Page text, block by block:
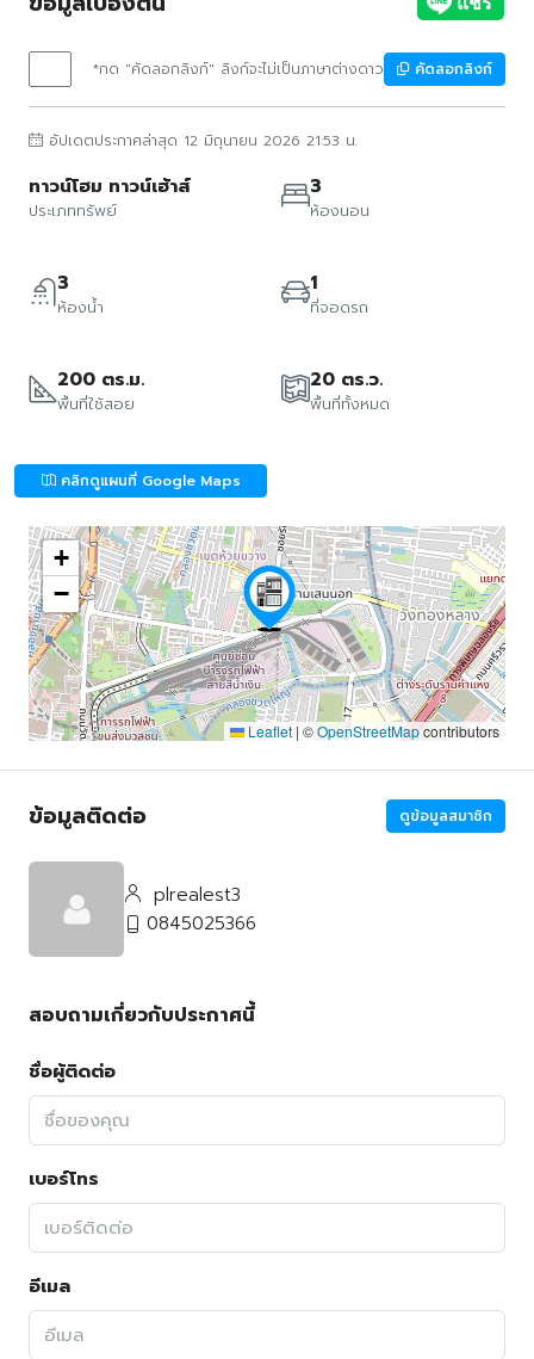
*กด "คัดลอกลิงก์" ลิงก์จะไม่เป็นภาษาต่างดาว คัดลอกลิงก์
อัปเดตประกาศล่าสุด 12 มิถุนายน 2026 21:53 น.
ทาวน์โฮม ทาวน์เฮ้าส์
ประเภททรัพย์
3
ห้องนอน
3
ห้องน้ำ
1
ที่จอดรถ
200 ตร.ม.
พื้นที่ใช้สอย
20 ตร.ว.
พื้นที่ทั้งหมด
คลิกดูแผนที่ Google Maps
+
−
Leaflet | ©OpenStreetMapcontributors
ข้อมูลติดต่อ ดูข้อมูลสมาชิก
plrealest3
0845025366
สอบถามเกี่ยวกับประกาศนี้
ชื่อผู้ติดต่อ
เบอร์โทร
อีเมล